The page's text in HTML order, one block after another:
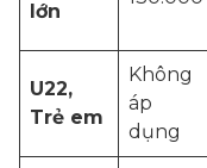
lớn
U22,
Trẻ em
Không
áp
dụng